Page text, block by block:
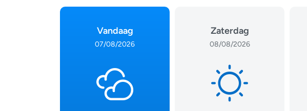
Vandaag
07/08/2026
Zaterdag
08/08/2026